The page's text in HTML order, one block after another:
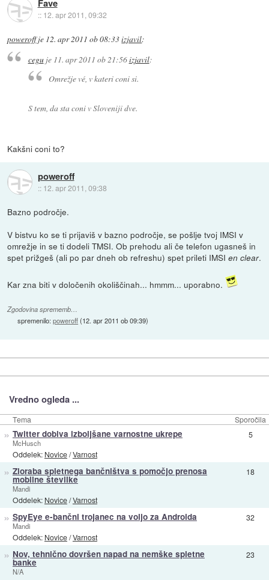
Fave
:: 12. apr 2011, 09:32
poweroffje 12. apr 2011 ob 08:33izjavil:
ceguje 11. apr 2011 ob 21:56izjavil:
Omrežje vé, v kateri coni si.
S tem, da sta coni v Sloveniji dve.
Kakšni coni to?
poweroff
:: 12. apr 2011, 09:38
Bazno področje.
V bistvu ko se ti prijaviš v bazno področje, se pošlje tvoj IMSI v
omrežje in se ti dodeli TMSI. Ob prehodu ali če telefon ugasneš in
spet prižgeš (ali po par dneh ob refreshu) spet prileti IMSIen clear.
Kar zna biti v določenih okoliščinah... hmmm... uporabno.
Zgodovina sprememb…
spremenilo:poweroff(12. apr 2011 ob 09:39)
Vredno ogleda ...
Tema Sporočila
» Twitter dobiva izboljšane varnostne ukrepe
McHusch
Oddelek: Novice/Varnost
5
» Zloraba spletnega bančništva s pomočjo prenosa
mobilne številke
Mandi
Oddelek: Novice/Varnost
18
» SpyEye e-bančni trojanec na voljo za Androida
Mandi
Oddelek: Novice/Varnost
32
» Nov, tehnično dovršen napad na nemške spletne
banke
N/A
23